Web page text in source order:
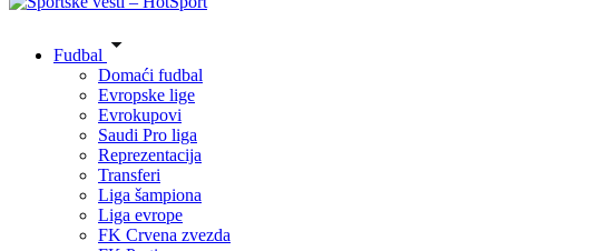
Fudbal
Domaći fudbal
Evropske lige
Evrokupovi
Saudi Pro liga
Reprezentacija
Transferi
Liga šampiona
Liga evrope
FK Crvena zvezda